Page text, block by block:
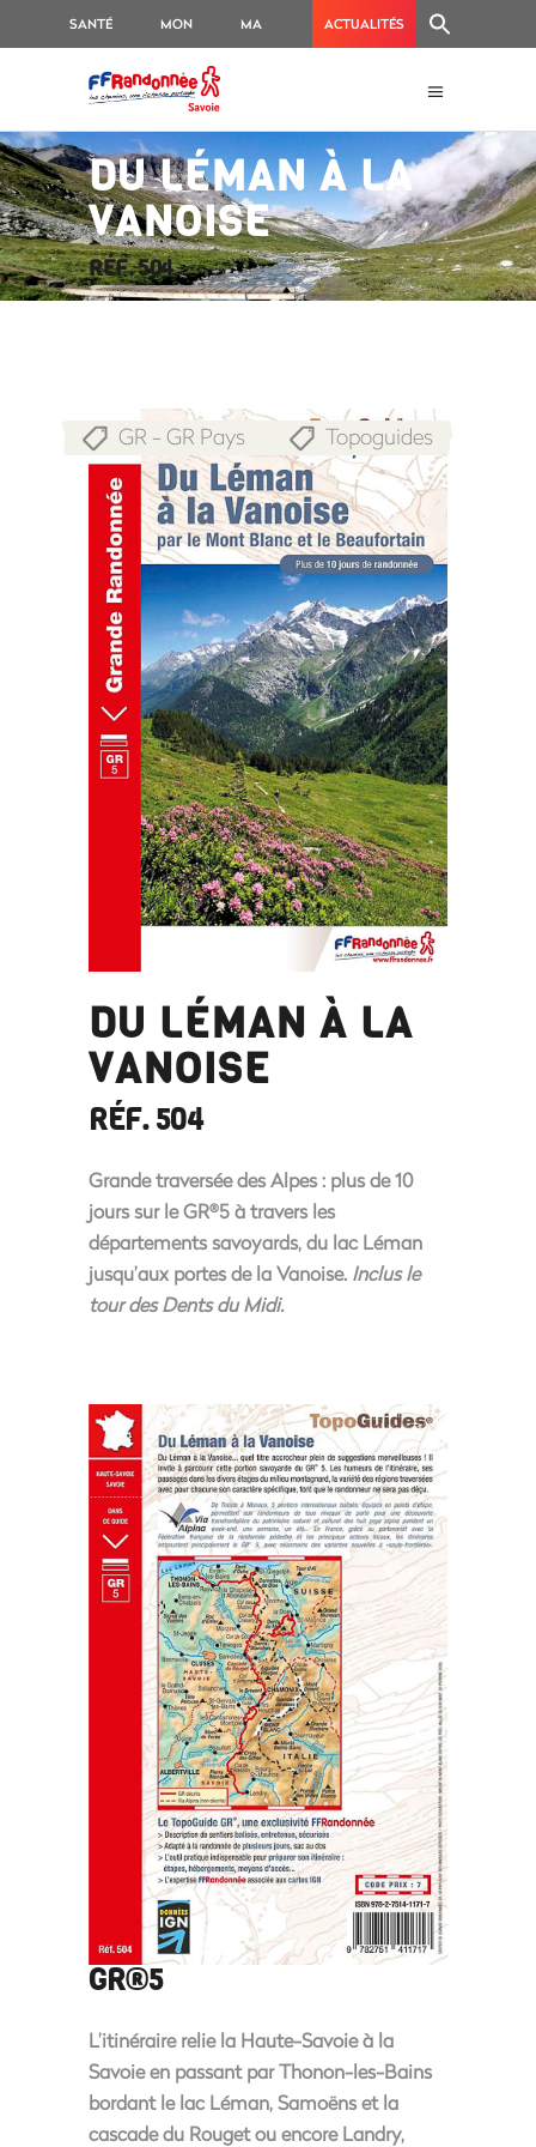
SANTÉ MON
GR
MA ACTUALITÉS
DU LÉMAN À LA
VANOISE
RÉF. 504
GR - GR Pays Topoguides
DU LÉMAN À LA
VANOISE
RÉF. 504
Grande traversée des Alpes : plus de 10
jourssur le GR®5à travers les
départements savoyards, du lac Léman
jusqu’aux portes de la Vanoise. Inclus le
tour des Dents du Midi.
GR®5
L’itinéraire relie la Haute-Savoie à la
Savoie en passant par Thonon-les-Bains
bordant le lac Léman, Samoëns et la
cascade du Rouget ou encore Landry,